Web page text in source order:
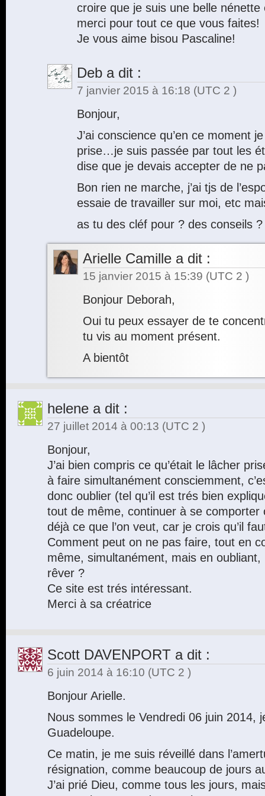
croire que je suis une belle
merci pour tout ce que vous faites!
Je vous aime bisou Pascaline!
Deb a dit :
7 janvier 2015 à 16:18 (UTC 2 )
Bonjour,
J’ai conscience qu’en ce moment
prise…je suis passée par tout les
dise que je devais accepter de ne
Bon rien ne marche, j’ai tjs de
essaie de travailler sur moi, etc
as tu des cléf pour ? des conseils
Arielle Camille a dit :
15 janvier 2015 à 15:39 (UTC 2 )
Bonjour Deborah,
Oui tu peux essayer de te
tu vis au moment présent.
A bientôt
helene a dit :
27 juillet 2014 à 00:13 (UTC 2 )
Bonjour,
J’ai bien compris ce qu’était le lâcher
à faire simultanément consciemment,
donc oublier (tel qu’il est trés bien
tout de même, continuer à se comporter
déjà ce que l’on veut, car je crois qu’il
Comment peut on ne pas faire, tout en
même, simultanément, mais en
rêver ?
Ce site est trés intéressant.
Merci à sa créatrice
Scott DAVENPORT a dit :
6 juin 2014 à 16:10 (UTC 2 )
Bonjour Arielle.
Nous sommes le Vendredi 06 juin 2014,
Guadeloupe.
Ce matin, je me suis réveillé dans
résignation, comme beaucoup de jours
J’ai prié Dieu, comme tous les jours,